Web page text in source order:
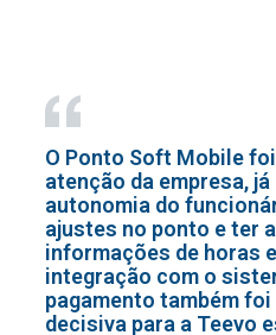
O Ponto Soft Mobile
atenção da empresa,
autonomia do
ajustes no ponto e ter
informações de horas
integração com o
pagamento também
decisiva para a Teevo